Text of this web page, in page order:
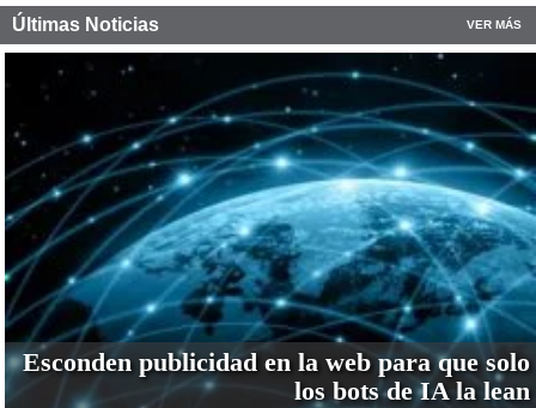
Últimas Noticias VER MÁS
Esconden publicidad en la web para que solo
los bots de IA la lean